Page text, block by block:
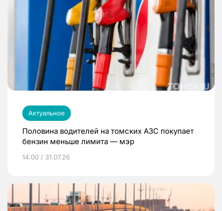
Актуальное
Половина водителей на томских АЗС покупает
бензин меньше лимита — мэр
14:00 / 31.07.26